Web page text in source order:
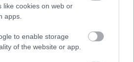
like cookies on web or
apps.
to enable storage
of the website or app.